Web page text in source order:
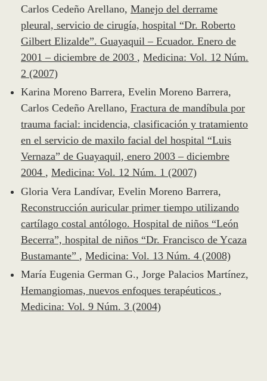
Carlos Cedeño Arellano, Manejo del derrame
pleural, servicio de cirugía, hospital “Dr. Roberto
Gilbert Elizalde”. Guayaquil – Ecuador. Enero de
2001 – diciembre de 2003 , Medicina: Vol. 12 Núm.
2 (2007)
Karina Moreno Barrera, Evelin Moreno Barrera,
Carlos Cedeño Arellano, Fractura de mandíbula por
trauma facial: incidencia, clasificación y tratamiento
en el servicio de maxilo facial del hospital “Luis
Vernaza” de Guayaquil, enero 2003 – diciembre
2004 , Medicina: Vol. 12 Núm. 1 (2007)
Gloria Vera Landívar, Evelin Moreno Barrera,
Reconstrucción auricular primer tiempo utilizando
cartílago costal antólogo. Hospital de niños “León
Becerra”, hospital de niños “Dr. Francisco de Ycaza
Bustamante” , Medicina: Vol. 13 Núm. 4 (2008)
María Eugenia German G., Jorge Palacios Martínez,
Hemangiomas, nuevos enfoques terapéuticos ,
Medicina: Vol. 9 Núm. 3 (2004)